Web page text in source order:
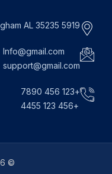
5919 Trussville Crossings Pkwy, Birmingham AL 35235
Info@gmail.com
support@gmail.com
+123 456 7890
+456 123 4455
© Copyright 2026